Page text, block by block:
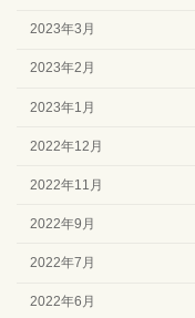
2023年3月
2023年2月
2023年1月
2022年12月
2022年11月
2022年9月
2022年7月
2022年6月